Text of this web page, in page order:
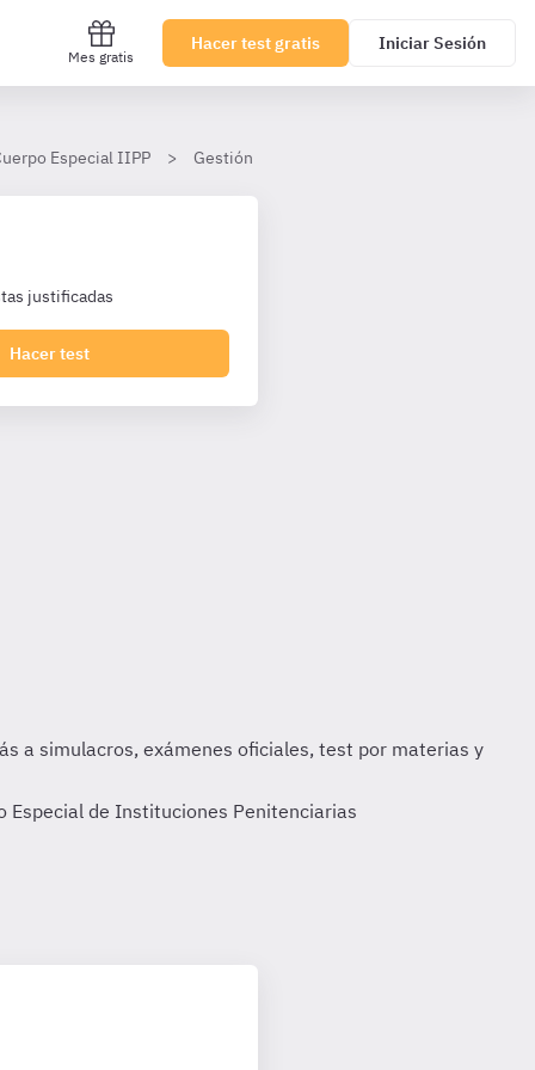
Mes gratis
Hacer test gratis Iniciar Sesión
Especial IIPP Gestión Financiera
justificadas
Hacer test
Especial de Instituciones Penitenciarias